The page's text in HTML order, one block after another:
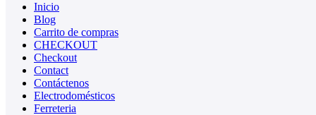
Inicio
Blog
Carrito de compras
CHECKOUT
Checkout
Contact
Contáctenos
Electrodomésticos
Ferreteria